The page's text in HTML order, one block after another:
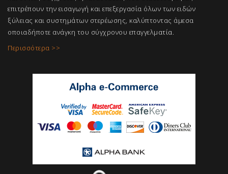
επιτρέπουν την εισαγωγή και επεξεργασία όλων των ειδών
ξύλειας και συστημάτων στερέωσης, καλύπτοντας άμεσα
οποιαδήποτε ανάγκη του σύγχρονου επαγγελματία.
Περισσότερα >>